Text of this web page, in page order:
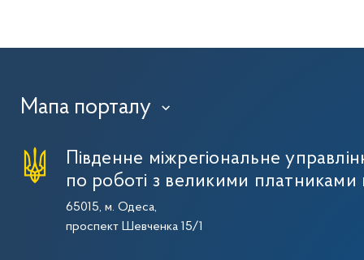
Мапа порталу ›
Південне міжрегіональне
по роботі з великими платниками
65015, м. Одеса,
проспект Шевченка 15/1